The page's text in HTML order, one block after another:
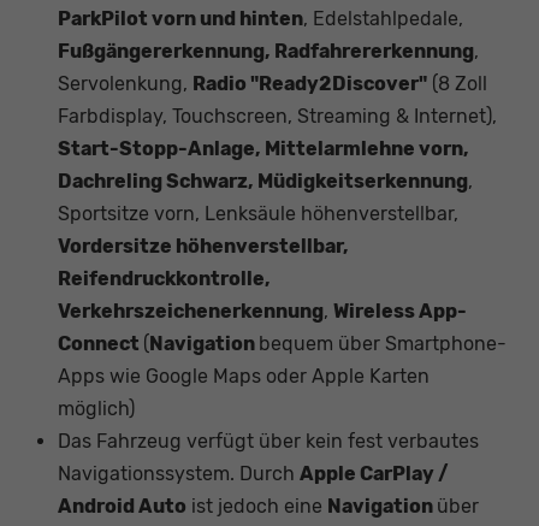
ParkPilot vorn und hinten, Edelstahlpedale,
Fußgängererkennung, Radfahrererkennung,
Servolenkung, Radio "Ready2Discover" (8 Zoll
Farbdisplay, Touchscreen, Streaming & Internet),
Start-Stopp-Anlage, Mittelarmlehne vorn,
Dachreling Schwarz, Müdigkeitserkennung,
Sportsitze vorn, Lenksäule höhenverstellbar,
Vordersitze höhenverstellbar,
Reifendruckkontrolle,
Verkehrszeichenerkennung, Wireless App-
Connect ( Navigation bequem über Smartphone-
Apps wie Google Maps oder Apple Karten
möglich)
Das Fahrzeug verfügt über kein fest verbautes
Navigationssystem. Durch Apple CarPlay /
Android Auto ist jedoch eine Navigation über